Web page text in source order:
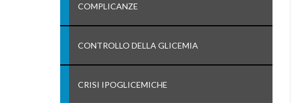
COMPLICANZE
CONTROLLO DELLA GLICEMIA
CRISI IPOGLICEMICHE